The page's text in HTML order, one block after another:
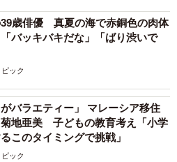
歳俳優 真夏の海で赤銅色の肉体
バッキバキだな」「ばり渋いで
ック
がバラエティー」 マレーシア移住
菊地亜美 子どもの教育考え「小学
このタイミングで挑戦」
ック